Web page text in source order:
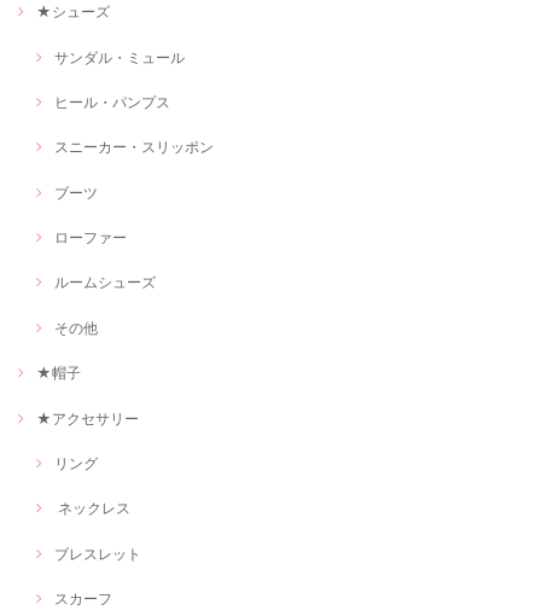
★シューズ
サンダル・ミュール
ヒール・パンプス
スニーカー・スリッポン
ブーツ
ローファー
ルームシューズ
その他
★帽子
★アクセサリー
リング
ネックレス
ブレスレット
スカーフ